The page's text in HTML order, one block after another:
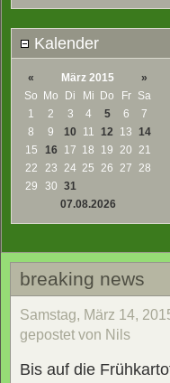
Kalender
« März 2015
»
So Mo Di Mi Do Fr
Sa
1
2 3 4 5 6
7
8
9 10 11 12 13 14
15
16 17 18 19 20 21
22
23 24 25 26 27 28
29
30 31
07.08.2026
breaking news
Samstag, März 14,
gepostet von Nils
Bis auf die